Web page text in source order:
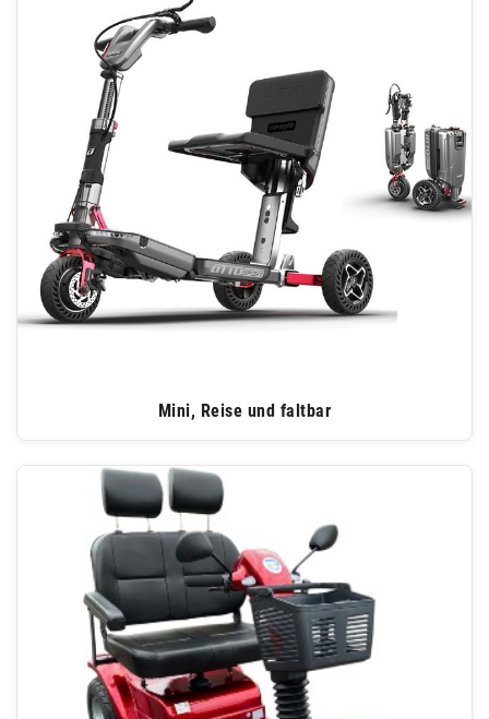
Mini, Reise und faltbar